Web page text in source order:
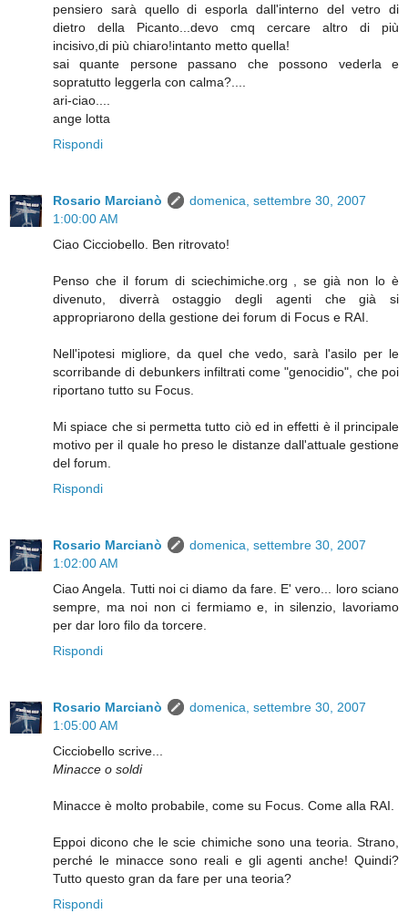
pensiero sarà quello di esporla dall'interno del vetro di
dietro della Picanto...devo cmq cercare altro di più
incisivo,di più chiaro!intanto metto quella!
sai quante persone passano che possono vederla e
sopratutto leggerla con calma?....
ari-ciao....
ange lotta
Rispondi
Rosario Marcianò
domenica, settembre 30, 2007
1:00:00 AM
Ciao Cicciobello. Ben ritrovato!
Penso che il forum di sciechimiche.org , se già non lo è
divenuto, diverrà ostaggio degli agenti che già si
appropriarono della gestione dei forum di Focus e RAI.
Nell'ipotesi migliore, da quel che vedo, sarà l'asilo per le
scorribande di debunkers infiltrati come "genocidio", che poi
riportano tutto su Focus.
Mi spiace che si permetta tutto ciò ed in effetti è il principale
motivo per il quale ho preso le distanze dall'attuale gestione
del forum.
Rispondi
Rosario Marcianò
domenica, settembre 30, 2007
1:02:00 AM
Ciao Angela. Tutti noi ci diamo da fare. E' vero... loro sciano
sempre, ma noi non ci fermiamo e, in silenzio, lavoriamo
per dar loro filo da torcere.
Rispondi
Rosario Marcianò
domenica, settembre 30, 2007
1:05:00 AM
Cicciobello scrive...
Minacce o soldi
Minacce è molto probabile, come su Focus. Come alla RAI.
Eppoi dicono che le scie chimiche sono una teoria. Strano,
perché le minacce sono reali e gli agenti anche! Quindi?
Tutto questo gran da fare per una teoria?
Rispondi